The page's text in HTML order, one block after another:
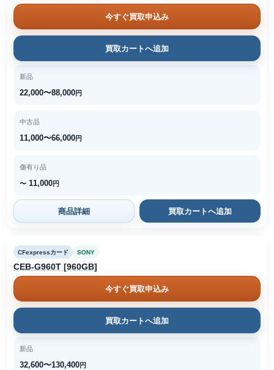
今すぐ買取申込み
買取カートへ追加
新品
22,000〜88,000円
中古品
11,000〜66,000円
傷有り品
〜 11,000円
商品詳細 買取カートへ追加
CFexpressカード SONY
CEB-G960T [960GB]
今すぐ買取申込み
買取カートへ追加
新品
32,600〜130,400円